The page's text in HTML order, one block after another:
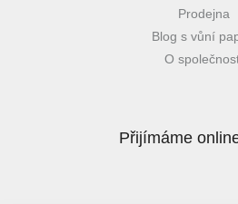
Prodejna
Blog s vůní
O
Přijímáme